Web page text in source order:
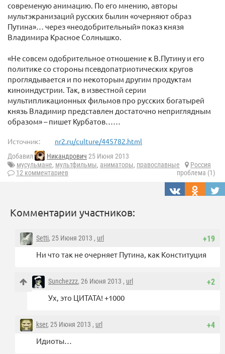
современую анимацию. По его мнению, авторы
мультэкранизаций русских былин «очерняют образ
Путина»… через «неодобрительный» показ князя
Владимира Красное Солнышко.
«Не совсем одобрительное отношение к В.Путину и его
политике со стороны псевдопатриотических кругов
проглядывается и по некоторым другим продуктам
киноиндустрии. Так, в известной серии
мультипликационных фильмов про русских богатырей
князь Владимир представлен достаточно неприглядным
образом» – пишет Курбатов……
Источник: nr2.ru/culture/445782.html
Добавил Никандрович 25 Июня 2013
мусульмане, мультфильмы, аниматоры, православные
Россия
12 комментариев
проблема (1)
Комментарии участников:
+19
Setti, 25 Июня 2013 , url
Ни что так не очерняет Путина, как Конституция
+2
Sunchezzz, 26 Июня 2013 , url
Ух, это ЦИТАТА! +1000
+4
kser, 25 Июня 2013 , url
Идиоты…